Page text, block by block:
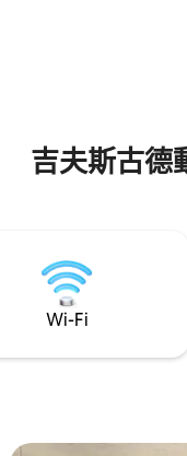
獲得 4.91 的平均評分
吉夫斯古德
Wi-Fi